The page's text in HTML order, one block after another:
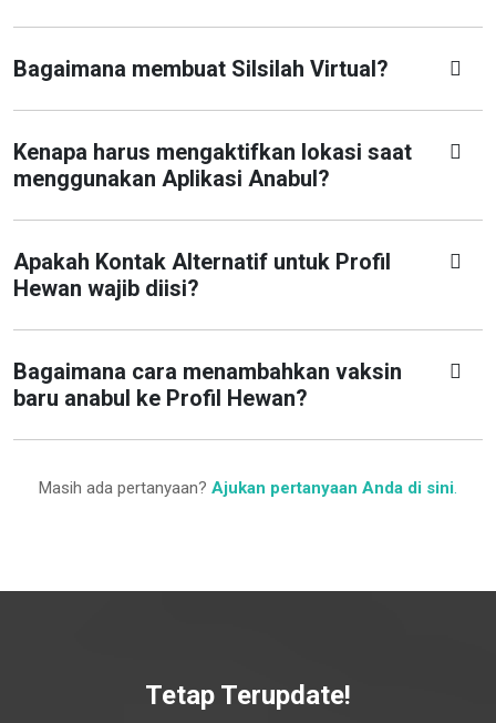
Bagaimana membuat Silsilah Virtual?
Kenapa harus mengaktifkan lokasi saat
menggunakan Aplikasi Anabul?
Apakah Kontak Alternatif untuk Profil
Hewan wajib diisi?
Bagaimana cara menambahkan vaksin
baru anabul ke Profil Hewan?
Masih ada pertanyaan? Ajukan pertanyaan Anda di sini.
Tetap Terupdate!